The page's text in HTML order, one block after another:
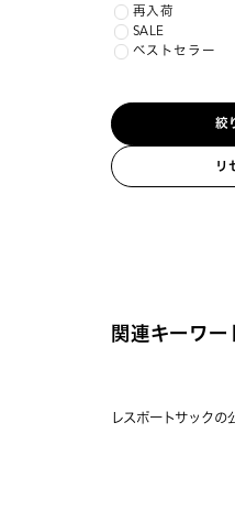
再入荷
SALE
ベストセラー
絞
リ
関連キーワー
レスポートサック